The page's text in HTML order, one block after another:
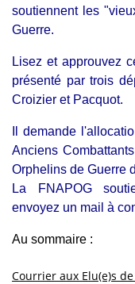
soutiennent les
Guerre.
Lisez et approuvez
présenté par trois
Croizier et Pacquot.
Il demande
Anciens
Orphelins de Guerre
La FNAPOG
envoyez un mail à
Au sommaire :
Courrier aux Elu(e)s